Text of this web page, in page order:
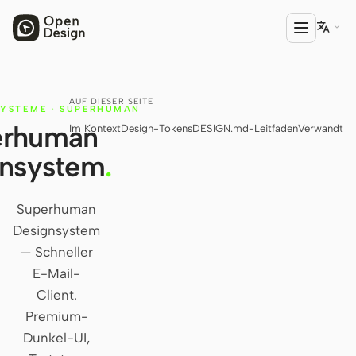
PRODUKT
Open Design
HTML Anything
Codex Slides
AGENT
Codex
Cursor Agent

AUF DIESER SEITE
Im KontextDesign-TokensDESIGN.md-LeitfadenVerwandt
· SUPERHUMAN
.
Superhuman
Designsystem
— Schneller
E-Mail-
Client.
Premium-
Dunkel-UI,